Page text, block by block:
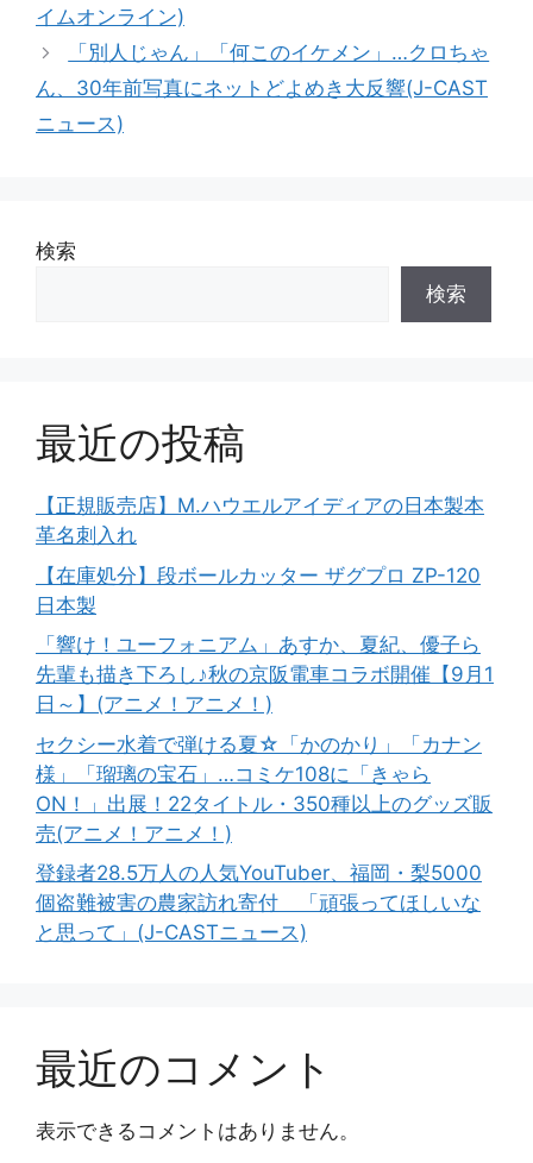
イムオンライン)
「別人じゃん」「何このイケメン」…クロちゃ
ん、30年前写真にネットどよめき大反響(J-CAST
ニュース)
検索
検索
最近の投稿
【正規販売店】M.ハウエルアイディアの日本製本
革名刺入れ
【在庫処分】段ボールカッター ザグプロ ZP-120
日本製
「響け！ユーフォニアム」あすか、夏紀、優子ら
先輩も描き下ろし♪秋の京阪電車コラボ開催【9月1
日～】(アニメ！アニメ！)
セクシー水着で弾ける夏☆「かのかり」「カナン
様」「瑠璃の宝石」…コミケ108に「きゃら
ON！」出展！22タイトル・350種以上のグッズ販
売(アニメ！アニメ！)
登録者28.5万人の人気YouTuber、福岡・梨5000
個盗難被害の農家訪れ寄付 「頑張ってほしいな
と思って」(J-CASTニュース)
最近のコメント
表示できるコメントはありません。